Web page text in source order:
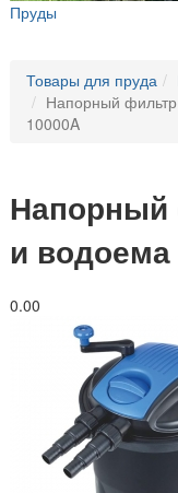
Пруды
Товары для пруда
Напорный
10000A
Напорный
и водоема
0.00